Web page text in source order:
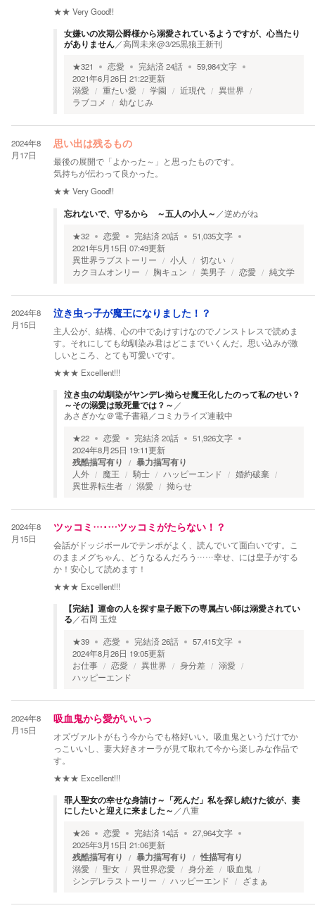
★★ Very Good!!
女嫌いの次期公爵様から溺愛されているようですが、心当たり
がありません／高岡未来@3/25黒狼王新刊
★321 恋愛 完結済24話 59,984文字
2021年6月26日 21:22更新
溺愛
重たい愛 学園 近現代
異世界
ラブコメ
幼なじみ
2024年8
月17日
思い出は残るもの
最後の展開で「よかった～」と思ったものです。
気持ちが伝わって良かった。
★★ Very Good!!
忘れないで、守るから ～五人の小人～ ／逆めがね
★32 恋愛 完結済20話 51,035文字
2021年5月15日 07:49更新
異世界ラブストーリー
小人
切ない
カクヨムオンリー
胸キュン 美男子 恋愛 純文学
2024年8
月15日
泣き虫っ子が魔王になりました！？
主人公が、結構、心の中であけすけなのでノンストレスで読めま
す。それにしても幼馴染み君はどこまでいくんだ。思い込みが激
しいところ、とても可愛いです。
★★★ Excellent!!!
泣き虫の幼馴染がヤンデレ拗らせ魔王化したのって私のせい？
～その溺愛は致死量では？～ ／
あさぎかな＠電子書籍／コミカライズ連載中
★22 恋愛 完結済20話 51,926文字
2024年8月25日 19:11更新
残酷描写有り 暴力描写有り
人外 魔王 騎士 ハッピーエンド
婚約破棄
異世界転生者
溺愛 拗らせ
2024年8
月15日
ツッコミ…･…ツッコミがたらない！？
会話がドッジボールでテンポがよく、読んでいて面白いです。こ
のままメグちゃん、どうなるんだろう……幸せ、には皇子がする
か！安心して読めます！
★★★ Excellent!!!
【完結】運命の人を探す皇子殿下の専属占い師は溺愛されてい
る ／石岡 玉煌
★39 恋愛 完結済26話 57,415文字
2024年8月26日 19:05更新
お仕事
恋愛 異世界 身分差
溺愛
ハッピーエンド
2024年8
月15日
吸血鬼から愛がいいっ
オズヴァルトがもう今からでも格好いい。吸血鬼というだけでか
っこいいし、妻大好きオーラが見て取れて今から楽しみな作品で
す。
★★★ Excellent!!!
罪人聖女の幸せな身請け～「死んだ」私を探し続けた彼が、妻
にしたいと迎えに来ました～ ／ 八重
★26 恋愛 完結済 14話 27,964文字
2025年3月15日 21:06更新
残酷描写有り 暴力描写有り 性描写有り
溺愛 聖女 異世界恋愛 身分差
吸血鬼
シンデレラストーリー
ハッピーエンド ざまぁ